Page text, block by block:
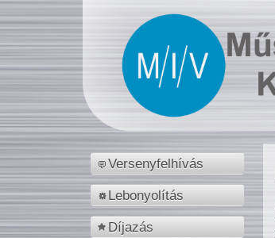
Versenyfelhívás
Lebonyolítás
Díjazás